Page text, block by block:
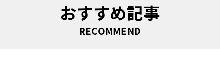
おすすめ記事
RECOMMEND